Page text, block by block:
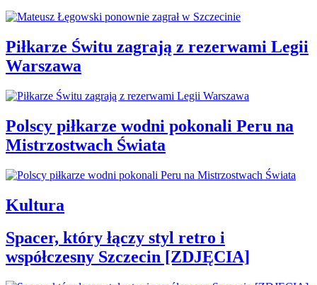
Piłkarze Świtu zagrają z rezerwami Legii
Warszawa
Polscy piłkarze wodni pokonali Peru na
Mistrzostwach Świata
Kultura
Spacer, który łączy styl retro i
współczesny Szczecin [ZDJĘCIA]